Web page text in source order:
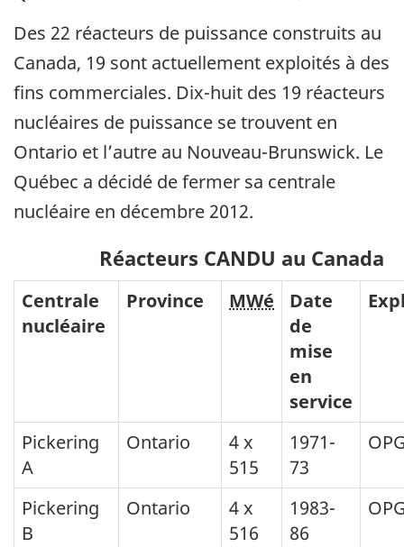
Des 22 réacteurs de puissance construits au
Canada, 19 sont actuellement exploités à des
fins commerciales. Dix-huit des 19 réacteurs
nucléaires de puissance se trouvent en
Ontario et l’autre au Nouveau-Brunswick. Le
Québec a décidé de fermer sa centrale
nucléaire en décembre 2012.
Réacteurs CANDU au Canada
Centrale
nucléaire
Province MWé
Date
de
mise
en
service
Pickering
A
Ontario
4 x
515
1971-
73
Pickering
B
Ontario
4 x
516
1983-
86